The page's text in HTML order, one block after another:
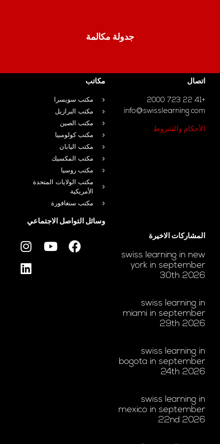
جدولة مكالمة
اتصال
+41 22 723 2000
info@swisslearning.com
الأحكام والشروط
مكاتب
مكتب سويسرا
مكتب البرازيل
مكتب الصين
مكتب كولومبيا
مكتب اليابان
مكتب المكسيك
مكتب روسيا
مكتب الولايات المتحدة
الأمريكية
مكتب سنغافورة
المشاركات الاخيرة
swiss learning in new
york in september
30th 2026
swiss learning in
miami in september
29th 2026
swiss learning in
bogota in september
24th 2026
swiss learning in
mexico in september
22nd 2026
وسائل التواصل الاجتماعي